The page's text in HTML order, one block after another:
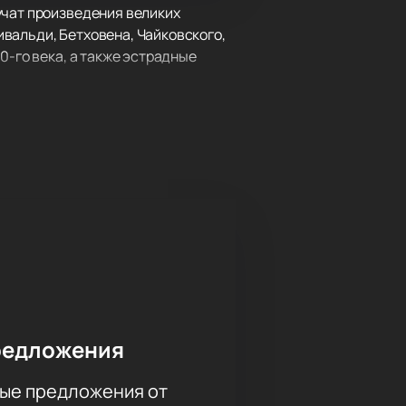
произведения великих
Бетховена, Чайковского,
го века, а также эстрадные
и Азии, странах СНГ.
предложения от